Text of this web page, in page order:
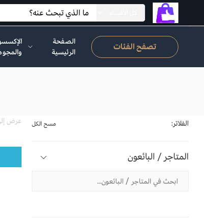
تصفح الفئات
الصفحة
الرئيسية
عرض إلى الفلاتر: مسح الكل
المتاجر / البائعون